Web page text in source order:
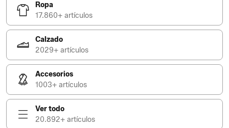
Ropa
17.860+ artículos
Calzado
2029+ artículos
Accesorios
1003+ artículos
Ver todo
20.892+ artículos